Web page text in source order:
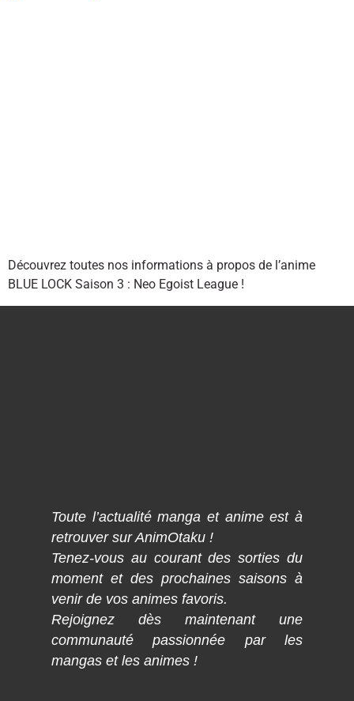
Découvrez toutes nos informations à propos de l’anime
BLUE LOCK Saison 3 : Neo Egoist League !
Toute l’actualité manga et anime est à
retrouver sur AnimOtaku !
Tenez-vous au courant des sorties du
moment et des prochaines saisons à
venir de vos animes favoris.
Rejoignez dès maintenant une
communauté passionnée par les
mangas et les animes !